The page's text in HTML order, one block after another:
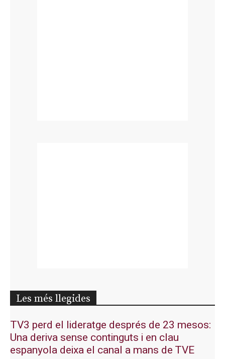
Les més llegides
TV3 perd el lideratge després de 23 mesos:
Una deriva sense continguts i en clau
espanyola deixa el canal a mans de TVE